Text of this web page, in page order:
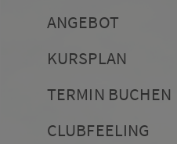
ANGEBOT
KURSPLAN
TERMIN BUCHEN
CLUBFEELING